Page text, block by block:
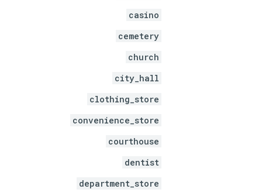
casino
cemetery
church
city_hall
clothing_store
convenience_store
courthouse
dentist
department_store